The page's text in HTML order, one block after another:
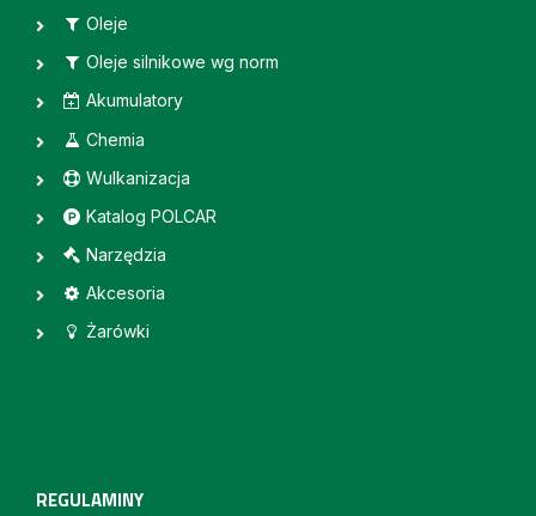
Oleje
Oleje silnikowe wg norm
Akumulatory
Chemia
Wulkanizacja
Katalog POLCAR
Narzędzia
Akcesoria
Żarówki
REGULAMINY